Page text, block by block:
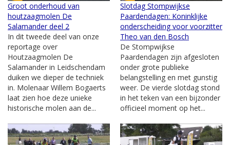
Groot onderhoud van
houtzaagmolen De
Salamander deel 2
In dit tweede deel van onze
reportage over
Houtzaagmolen De
Salamander in Leidschendam
duiken we dieper de techniek
in. Molenaar Willem Bogaerts
laat zien hoe deze unieke
historische molen aan de...
Slotdag Stompwijkse
Paardendagen: Koninklijke
onderscheiding voor voorzitter
Theo van den Bosch
De Stompwijkse
Paardendagen zijn afgesloten
onder grote publieke
belangstelling en met gunstig
weer. De vierde slotdag stond
in het teken van een bijzonder
officieel moment op het...